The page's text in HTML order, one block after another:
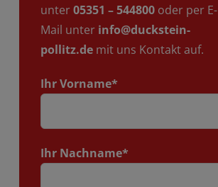
unter05351 – 544800oder per E-
Mail unter info@duckstein-
pollitz.demit uns Kontakt auf.
Ihr Vorname*
Ihr Nachname*